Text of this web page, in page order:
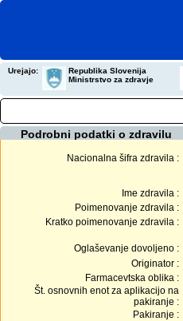
Urejajo:
Republika Slovenija
Ministrstvo za zdravje
Podrobni podatki o zdravilu
Nacionalna šifra zdravila :
Ime zdravila :
Poimenovanje zdravila :
Kratko poimenovanje zdravila :
Oglaševanje dovoljeno :
Originator :
Farmacevtska oblika :
Št. osnovnih enot za aplikacijo na
pakiranje :
Pakiranje :